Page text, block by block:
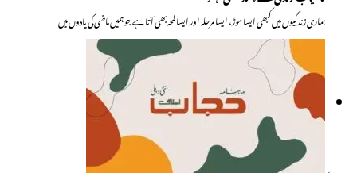
ہماری زندگیوں میں کبھی ایسا موڑ، ایسا مرحلہ اور ایسا لمحہ بھی آتا ہے جو ہمیں ماضی کی یادوں میں…